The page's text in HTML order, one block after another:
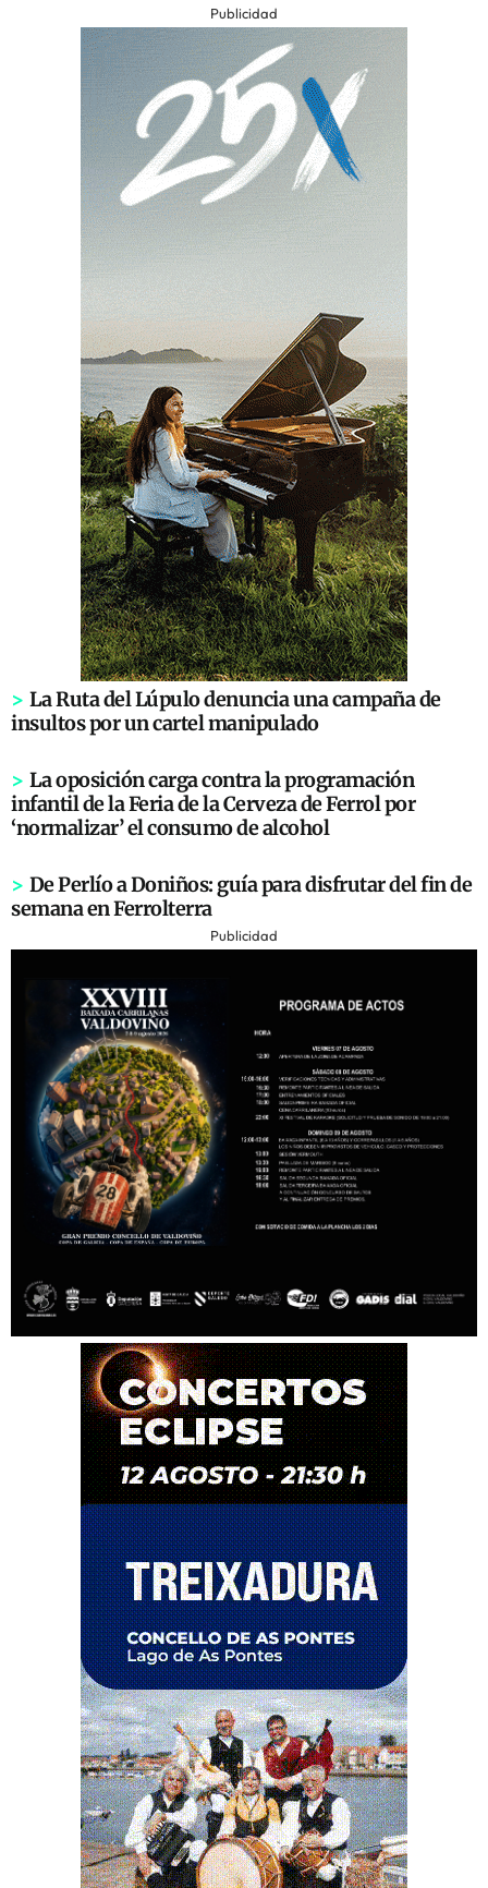
Publicidad
> La Ruta del Lúpulo denuncia una campaña de
insultos por un cartel manipulado
> La oposición carga contra la programación
infantil de la Feria de la Cerveza de Ferrol por
‘normalizar’ el consumo de alcohol
> De Perlío a Doniños: guía para disfrutar del fin de
semana en Ferrolterra
Publicidad